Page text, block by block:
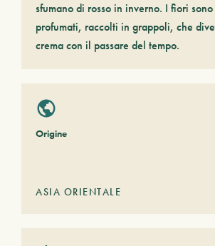
sfumano di rosso in inverno. I fiori
profumati, raccolti in grappoli, che
crema con il passare del tempo.
Origine
ASIA ORIENTALE